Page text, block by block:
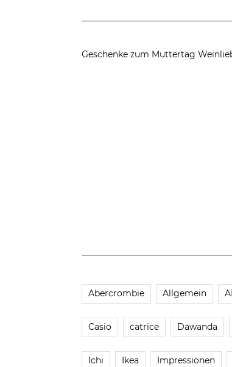
Geschenke zum Muttertag
Abercrombie Allgemein
Casio catrice Dawanda
Ichi Ikea Impressionen